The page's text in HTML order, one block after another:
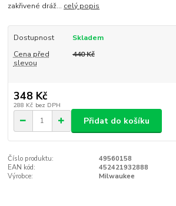
zakřivené dráž... celý popis
Dostupnost
Skladem
Cena před
slevou
440 Kč
348 Kč
288 Kč bez DPH
Přidat do košíku
Číslo produktu:
49560158
EAN kód:
452421932888
Výrobce:
Milwaukee